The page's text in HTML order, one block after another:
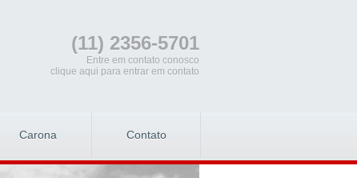
(11) 2356-5701
Entre em contato conosco
clique aqui para entrar em contato
Carona Contato